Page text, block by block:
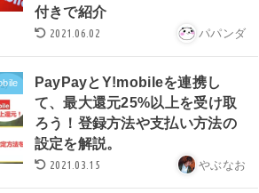
付きで紹介
2021.06.02 パパンダ
PayPayとY!mobileを連携し
て、最大還元25%以上を受け取
ろう！登録方法や支払い方法の
設定を解説。
2021.03.15 やぶなお